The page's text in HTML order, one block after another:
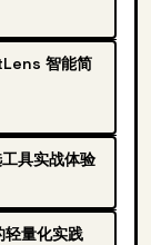
智能简
具实战体验
量化实践